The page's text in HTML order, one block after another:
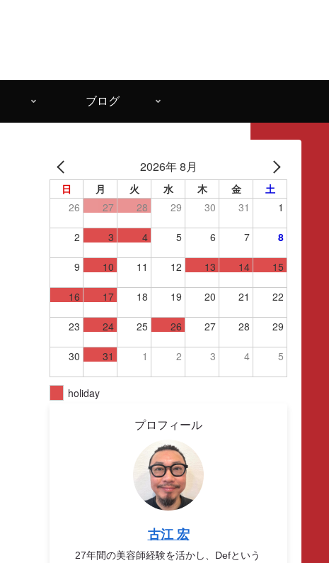
ブログ
2026年 8月
日 月 火 水 木 金
土
26
27 28 29 30 31 1
2 3 4 5 6 7 8
9 10 11 12 13 14 15
16 17 18 19 20 21 22
23 24 25 26 27 28 29
30 31 1 2 3 4 5
holiday
プロフィール
古江 宏
27年間の美容師経験を活かし、Defという